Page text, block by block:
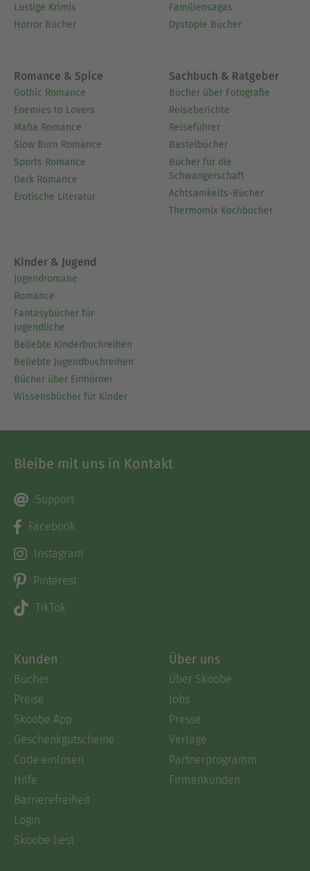
Lustige Krimis
Horror Bücher
Familiensagas
Dystopie Bücher
Romance & Spice
Gothic Romance
Enemies to Lovers
Mafia Romance
Slow Burn Romance
Sports Romance
Dark Romance
Erotische Literatur
Sachbuch & Ratgeber
Bücher über Fotografie
Reiseberichte
Reiseführer
Bastelbücher
Bücher für die
Schwangerschaft
Achtsamkeits-Bücher
Thermomix Kochbücher
Kinder & Jugend
Jugendromane
Romance
Fantasybücher für
Jugendliche
Beliebte Kinderbuchreihen
Beliebte Jugendbuchreihen
Bücher über Einhörner
Wissensbücher für Kinder
Bleibe mit uns in Kontakt
Support
Facebook
Instagram
Pinterest
TikTok
Kunden
Bücher
Preise
Skoobe App
Geschenkgutscheine
Code einlösen
Hilfe
Barrierefreiheit
Login
Skoobe liest
Über uns
Über Skoobe
Jobs
Presse
Verlage
Partnerprogramm
Firmenkunden